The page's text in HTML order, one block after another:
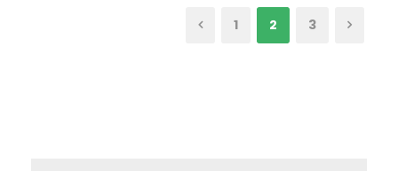
1 2 3